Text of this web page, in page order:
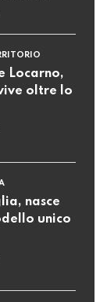
Locarno,
oltre lo
nasce
unico